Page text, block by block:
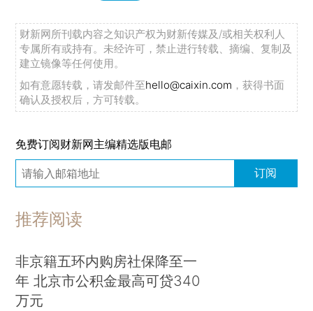
财新网所刊载内容之知识产权为财新传媒及/或相关权利人
专属所有或持有。未经许可，禁止进行转载、摘编、复制及
建立镜像等任何使用。
如有意愿转载，请发邮件至hello@caixin.com ，获得书面
确认及授权后，方可转载。
免费订阅财新网主编精选版电邮
订阅
推荐阅读
非京籍五环内购房社保降至一
年 北京市公积金最高可贷340
万元